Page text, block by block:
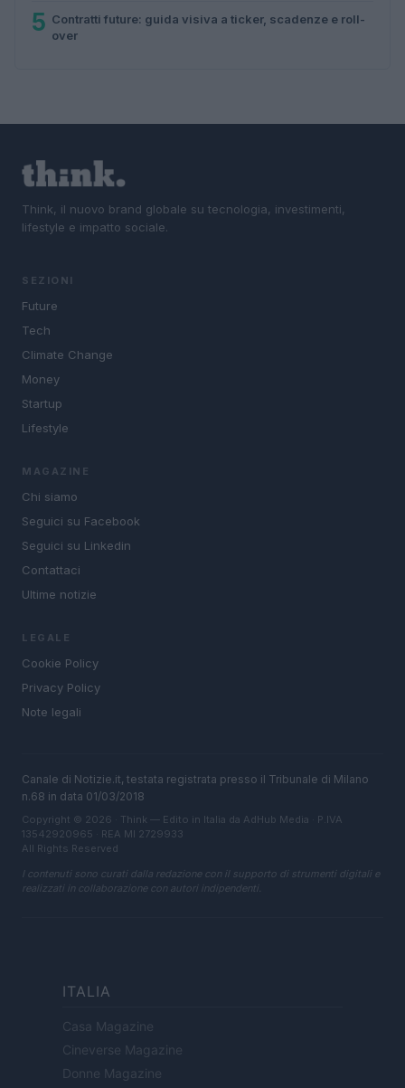
5 Contratti future: guida visiva a ticker, scadenze e roll-
over
Think, il nuovo brand globale su tecnologia, investimenti,
lifestyle e impatto sociale.
SEZIONI
Future
Tech
Climate Change
Money
Startup
Lifestyle
MAGAZINE
Chi siamo
Seguici su Facebook
Seguici su Linkedin
Contattaci
Ultime notizie
LEGALE
Cookie Policy
Privacy Policy
Note legali
Canale di Notizie.it, testata registrata presso il Tribunale di Milano
n.68 in data 01/03/2018
Copyright © 2026 · Think — Edito in Italia da AdHub Media · P.IVA
13542920965 · REA MI 2729933
All Rights Reserved
I contenuti sono curati dalla redazione con il supporto di strumenti digitali e
realizzati in collaborazione con autori indipendenti.
ITALIA
Casa Magazine
Cineverse Magazine
Donne Magazine